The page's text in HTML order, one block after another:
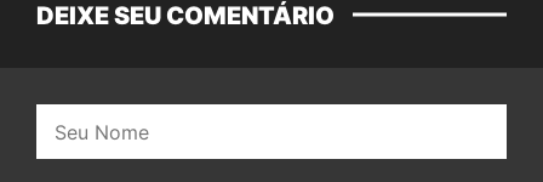
DEIXE SEU COMENTÁRIO